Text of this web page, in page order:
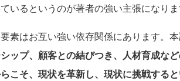
いるというのが著者の強い主張になりま
素はお互い強い依存関係にあります。本
ップ、顧客との結びつき、人材育成な
こそ、現状を革新し、現状に挑戦する